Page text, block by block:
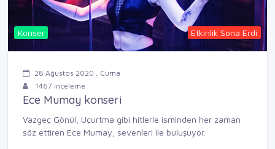
Konser Etkinlik Sona Erdi
28 Ağustos 2020 , Cuma
1467 inceleme
Ece Mumay konseri
Vazgeç Gönül, Uçurtma gibi hitlerle isminden her zaman
söz ettiren Ece Mumay, sevenleri ile buluşuyor.